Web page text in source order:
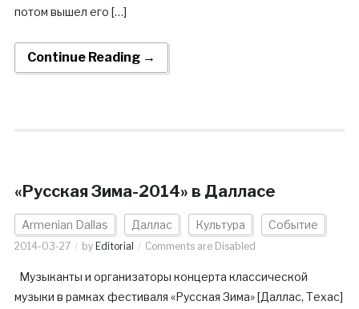
потом вышел его […]
Continue Reading →
«Русская Зима-2014» в Далласе
Armenian Dallas Даллас Культура Событие
2014-03-27 by Editorial Comments are Disabled
Музыканты и организаторы концерта классической
музыки в рамках фестиваля «Русская Зима» [Даллас, Техас]